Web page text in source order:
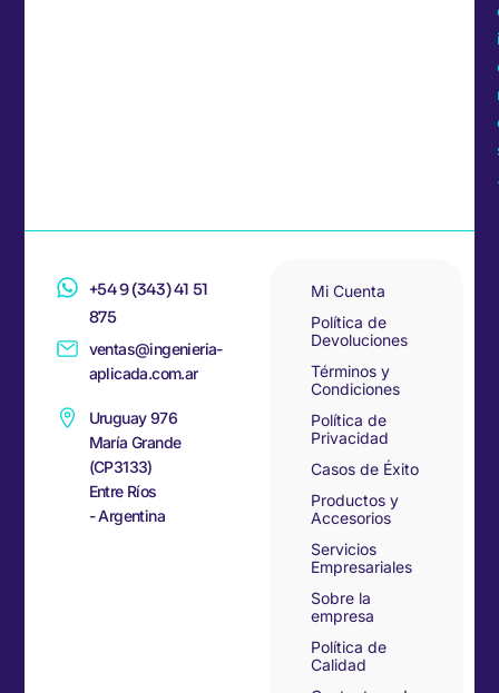
i
+54 9 (343) 41 51
875
ventas@ingenieria-
aplicada.com.ar
Uruguay 976
María Grande
(CP3133)
Entre Ríos
- Argentina
Mi Cuenta
Política de
Devoluciones
Términos y
Condiciones
Política de
Privacidad
Casos de Éxito
Productos y
Accesorios
Servicios
Empresariales
Sobre la
empresa
Política de
Calidad